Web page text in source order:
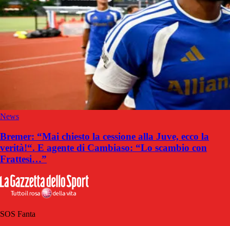
News
Bremer: “Mai chiesto la cessione alla Juve, ecco la
verità!“. E agente di Cambiaso: “Lo scambio con
Frattesi…”
SOS Fanta